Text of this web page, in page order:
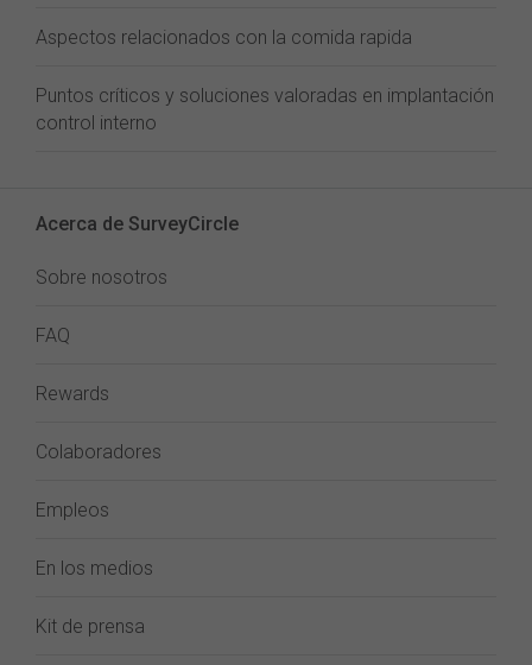
Aspectos relacionados con la comida rapida
Puntos críticos y soluciones valoradas en implantación
control interno
Acerca de SurveyCircle
Sobre nosotros
FAQ
Rewards
Colaboradores
Empleos
En los medios
Kit de prensa